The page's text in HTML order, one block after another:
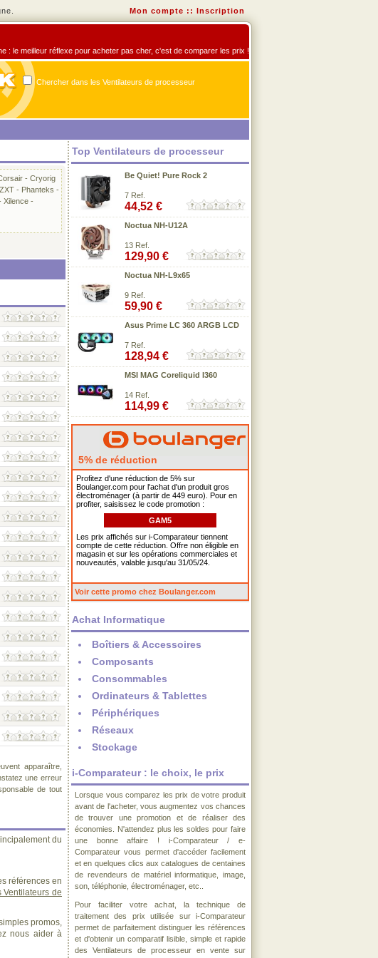
Mon compte :: Inscription
: le meilleur réflexe pour acheter pas cher, c'est de comparer les prix !
Chercher dans les Ventilateurs de processeur
- Cryorig
- Phanteks -
Xilence -
apparaître,
une erreur
de tout
du
références en
Ventilateurs de
promos,
nous aider à
Top Ventilateurs de processeur
Be Quiet! Pure Rock 2
7 Ref.
44,52 €
Noctua NH-U12A
13 Ref.
129,90 €
Noctua NH-L9x65
9 Ref.
59,90 €
Asus Prime LC 360 ARGB LCD
7 Ref.
128,94 €
MSI MAG Coreliquid I360
14 Ref.
114,99 €
5% de réduction
Profitez d'une réduction de 5% sur
Boulanger.com pour l'achat d'un produit gros
électroménager (à partir de 449 euro). Pour en
profiter, saisissez le code promotion :
GAM5
Les prix affichés sur i-Comparateur tiennent
compte de cette réduction. Offre non éligible en
magasin et sur les opérations commerciales et
nouveautés, valable jusqu'au 31/05/24.
Voir cette promo chez Boulanger.com
Achat Informatique
Boîtiers & Accessoires
Composants
Consommables
Ordinateurs & Tablettes
Périphériques
Réseaux
Stockage
i-Comparateur : le choix, le prix
Lorsque vous comparez les prix de votre produit
avant de l'acheter, vous augmentez vos chances
de trouver une promotion et de réaliser des
économies. N'attendez plus les soldes pour faire
une bonne affaire ! i-Comparateur / e-
Comparateur vous permet d'accéder facilement
et en quelques clics aux catalogues de centaines
de revendeurs de matériel informatique, image,
son, téléphonie, électroménager, etc..
Pour faciliter votre achat, la technique de
traitement des prix utilisée sur i-Comparateur
permet de parfaitement distinguer les références
et d'obtenir un comparatif lisible, simple et rapide
des Ventilateurs de processeur en vente sur